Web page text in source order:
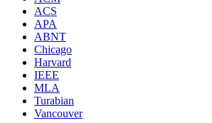
ACS
APA
ABNT
Chicago
Harvard
IEEE
MLA
Turabian
Vancouver